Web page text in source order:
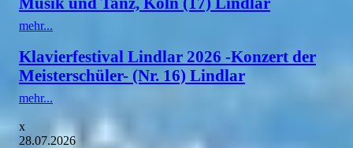
mehr...
Klavierfestival Lindlar 2026 -Konzert der
Meisterschüler- (Nr. 16) Lindlar
mehr...
x
28.07.2026